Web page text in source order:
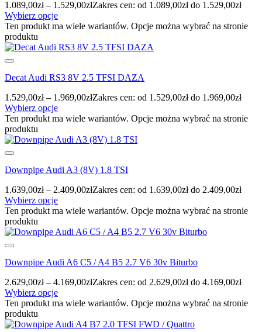
1.089,00zł – 1.529,00złZakres cen: od 1.089,00zł do 1.529,00zł
Wybierz opcje
Ten produkt ma wiele wariantów. Opcje można wybrać na stronie
produktu
Decat Audi RS3 8V 2.5 TFSI DAZA
1.529,00zł – 1.969,00złZakres cen: od 1.529,00zł do 1.969,00zł
Wybierz opcje
Ten produkt ma wiele wariantów. Opcje można wybrać na stronie
produktu
Downpipe Audi A3 (8V) 1.8 TSI
1.639,00zł – 2.409,00złZakres cen: od 1.639,00zł do 2.409,00zł
Wybierz opcje
Ten produkt ma wiele wariantów. Opcje można wybrać na stronie
produktu
Downpipe Audi A6 C5 / A4 B5 2.7 V6 30v Biturbo
2.629,00zł – 4.169,00złZakres cen: od 2.629,00zł do 4.169,00zł
Wybierz opcje
Ten produkt ma wiele wariantów. Opcje można wybrać na stronie
produktu